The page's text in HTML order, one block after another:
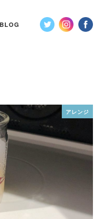
BLOG
アレンジ